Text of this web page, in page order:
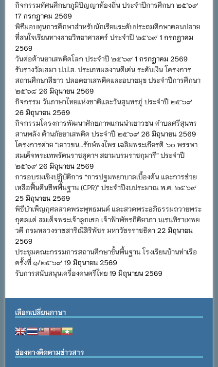
กิจกรรมทัศนศึกษาภูมิปัญญาท้องถิ่น ประจำปีการศึกษา ๒๕๖๙
17 กรกฎาคม 2569
พิธีมอบทุนการศึกษาสำหรับนักเรียนระดับประถมศึกษาตอนปลาย
ที่สนใจเรียนทางสายวิทยาศาสตร์ ประจำปี ๒๕๖๙ 1 กรกฎาคม
2569
วันต่อต้านยาเสพติดโลก ประจำปี ๒๕๖๙ 1 กรกฎาคม 2569
รับรางวัลเสมา ป.ป.ส. ประเภทผลงานดีเด่น ระดับเงิน โครงการ
สถานศึกษาสีขาว ปลอดยาเสพติดและอบายมุข ประจำปีการศึกษา
๒๕๖๘ 26 มิถุนายน 2569
กิจกรรม วันภาษาไทยแห่งชาติและวันสุนทรภู่ ประจำปี ๒๕๖๙
26 มิถุนายน 2569
กิจกรรมโครงการพัฒนาศักยภาพแกนนำเยาวชน ตำบลศรีสุนทร
สานพลัง ต้านภัยยาเสพติด ประจำปี ๒๕๖๙ 26 มิถุนายน 2569
โครงการค่าย “เยาวชน…รักษ์พงไพร เฉลิมพระเกียรติ ๖๐ พรรษา
สมเด็จพระเทพรัตนราชสุดาฯ สยามบรมราชกุมารี” ประจำปี
๒๕๖๙ 26 มิถุนายน 2569
การอบรมเชิงปฏิบัติการ “การปฐมพยาบาลเบื้องต้น และการช่วย
เหลือฟื้นคืนชีพพื้นฐาน (CPR)” ประจำปีงบประมาณ พ.ศ. ๒๕๖๙
25 มิถุนายน 2569
พิธีบำเพ็ญกุศลสวดพระพุทธมนต์ และสวดพระอภิธรรมถวายพระ
กุศลแด่ สมเด็จพระเจ้าลูกเธอ เจ้าฟ้าพัชรกิติยาภา นเรนทิราเทพย
วดี กรมหลวงราชสาริณีสิริพัชร มหาวัชรราชธิดา 22 มิถุนายน
2569
ประชุมคณะกรรมการสถานศึกษาขั้นพื้นฐาน โรงเรียนบ้านท่าเรือ
ครั้งที่ ๑/๒๕๖๙ 19 มิถุนายน 2569
รับการสนับสนุนเครื่องดนตรีไทย 19 มิถุนายน 2569
เลือกเปลี่ยนภาษา
ช่องทางติดตามข่าวสาร